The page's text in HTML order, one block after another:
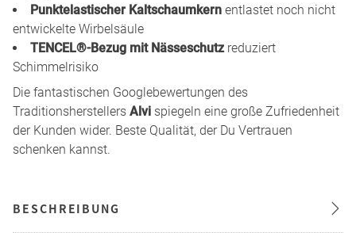
Punktelastischer Kaltschaumkern entlastet noch nicht
entwickelte Wirbelsäule
TENCEL®-Bezug mit Nässeschutzreduziert
Schimmelrisiko
Die fantastischen Googlebewertungen des
Traditionsherstellers Alvi spiegeln eine große Zufriedenheit
der Kunden wider. Beste Qualität, der Du Vertrauen
schenken kannst.
BESCHREIBUNG